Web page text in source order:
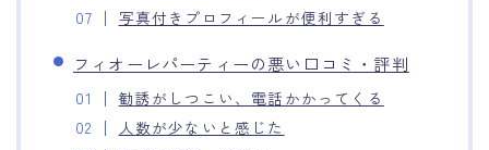
写真付きプロフィールが便利すぎる
フィオーレパーティーの悪い口コミ・評判
勧誘がしつこい、電話かかってくる
人数が少ないと感じた